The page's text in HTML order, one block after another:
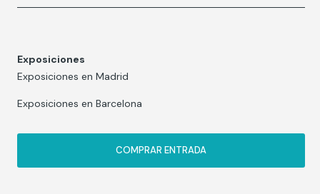
Exposiciones
Exposiciones en Madrid
Exposiciones en Barcelona
COMPRAR ENTRADA